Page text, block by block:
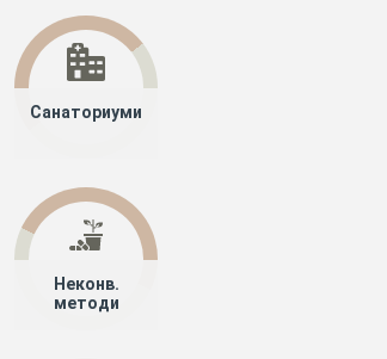
Санаториуми
Неконв.
методи